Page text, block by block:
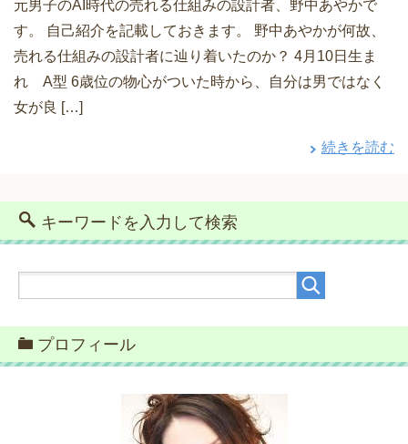
元男子のAI時代の売れる仕組みの設計者、野中あやかで
す。 自己紹介を記載しておきます。 野中あやかが何故、
売れる仕組みの設計者に辿り着いたのか？ 4月10日生ま
れ A型 6歳位の物心がついた時から、自分は男ではなく
女が良 […]
続きを読む
キーワードを入力して検索
プロフィール